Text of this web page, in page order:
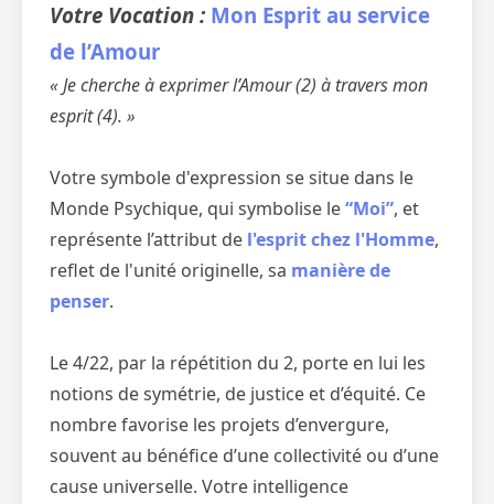
Votre Vocation : Mon Esprit au service
de l’Amour
« Je cherche à exprimer l’Amour (2) à travers mon
esprit (4). »
Votre symbole d'expression se situe dans le
Monde Psychique, qui symbolise le“Moi”, et
représente l’attribut de l'esprit chez l'Homme,
reflet de l'unité originelle, sa manière de
penser.
Le 4/22, par la répétition du 2, porte en lui les
notions de symétrie, de justice et d’équité. Ce
nombre favorise les projets d’envergure,
souvent au bénéfice d’une collectivité ou d’une
cause universelle. Votre intelligence